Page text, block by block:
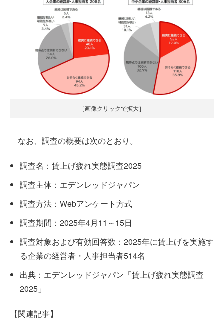
［画像クリックで拡大］
なお、調査の概要は次のとおり。
調査名：賃上げ疲れ実態調査2025
調査主体：エデンレッドジャパン
調査方法：Webアンケート方式
調査期間：2025年4月11～15日
調査対象および有効回答数：2025年に賃上げを実施す
る企業の経営者・人事担当者514名
出典：エデンレッドジャパン「賃上げ疲れ実態調査
2025」
【関連記事】